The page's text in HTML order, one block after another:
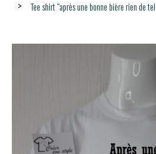
Tee shirt "après une bonne bière rien de